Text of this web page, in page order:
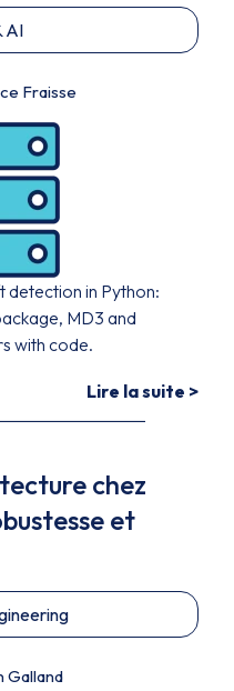
AI
Fraisse
detection in Python:
MD3 and
with code.
Lire la suite >
chez
et
Galland